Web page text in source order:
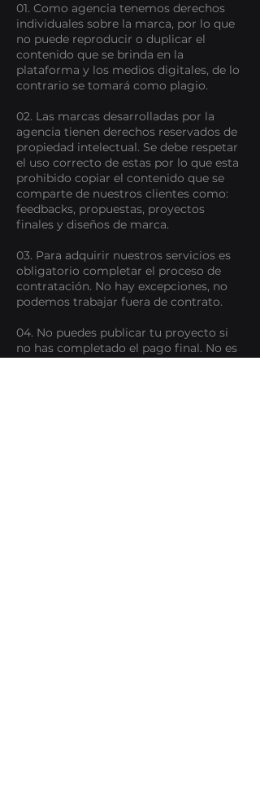
01. Como agencia tenemos derechos
individuales sobre la marca, por lo que
no puede reproducir o duplicar el
contenido que se brinda en la
plataforma y los medios digitales, de lo
contrario se tomará como plagio.
02. Las marcas desarrolladas por la
agencia tienen derechos reservados de
propiedad intelectual. Se debe respetar
el uso correcto de estas por lo que esta
prohibido copiar el contenido que se
comparte de nuestros clientes como:
feedbacks, propuestas, proyectos
finales y diseños de marca.
03. Para adquirir nuestros servicios es
obligatorio completar el proceso de
contratación. No hay excepciones, no
podemos trabajar fuera de contrato.
04. No puedes publicar tu proyecto si
no has completado el pago final. No es